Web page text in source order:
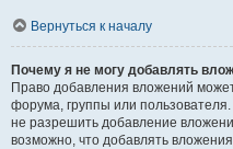
Вернуться к началу
Почему я не могу добавлять
Право добавления вложений
форума, группы или
не разрешить добавление
возможно, что добавлять